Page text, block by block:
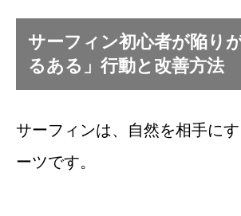
サーフィン初心者が陥り
るある」行動と改善方法
サーフィンは、自然を相手に
ーツです。